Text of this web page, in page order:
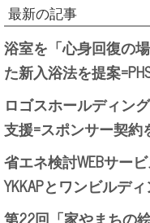
最新の記事
浴室を「心身回復の
た新入浴法を提案
ロゴスホールディン
支援=スポンサー契約
省エネ検討WEBサー
YKKAPとワンビルデ
第22回「家やまちの